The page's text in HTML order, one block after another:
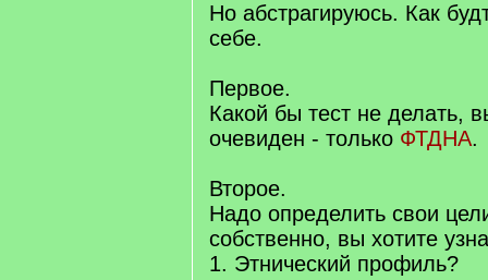
Но абстрагируюсь. Как
себе.
Первое.
Какой бы тест не делать,
очевиден - только ФТДНА.
Второе.
Надо определить свои
собственно, вы хотите
1. Этнический профиль?